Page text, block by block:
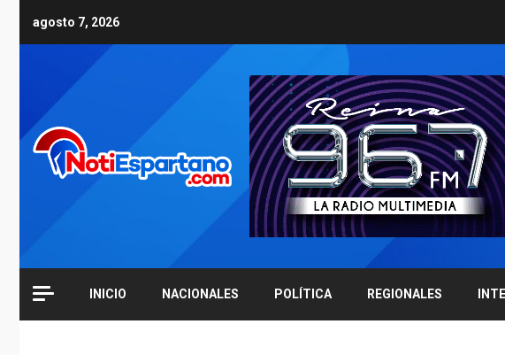
agosto 7, 2026
INICIO NACIONALES POLÍTICA REGIONALES